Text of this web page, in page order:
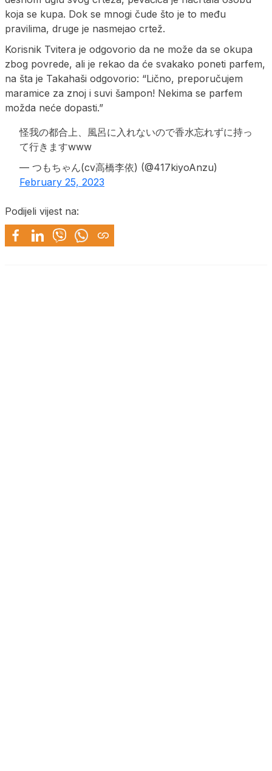
koja se kupa. Dok se mnogi čude što je to među
pravilima, druge je nasmejao crtež.
Korisnik Tvitera je odgovorio da ne može da se okupa
zbog povrede, ali je rekao da će svakako poneti parfem,
na šta je Takahaši odgovorio: “Lično, preporučujem
maramice za znoj i suvi šampon! Nekima se parfem
možda neće dopasti.”
怪我の都合上、風呂に入れないので香水忘れずに持っ
て行きますwww
— つもちゃん(cv高橋李依) (@417kiyoAnzu)
February 25, 2023
Podijeli vijest na: